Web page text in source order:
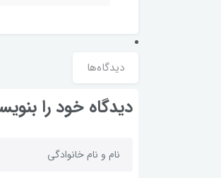
دیدگاه‌ها
دیدگاه خود را